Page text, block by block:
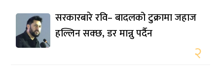
सरकारबारे रवि– बादलको टुक्रामा जहाज
हल्लिन सक्छ, डर मान्नु पर्दैन
२